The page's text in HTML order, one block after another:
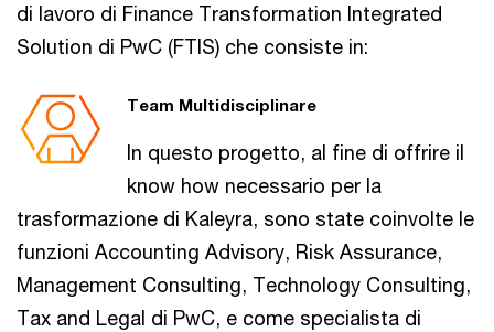
di lavoro di Finance Transformation Integrated
Solution di PwC (FTIS) che consiste in:
Team Multidisciplinare
In questo progetto, al fine di offrire il
know how necessario per la
trasformazione di Kaleyra, sono state coinvolte le
funzioni Accounting Advisory, Risk Assurance,
Management Consulting, Technology Consulting,
Tax and Legal di PwC, e come specialista di